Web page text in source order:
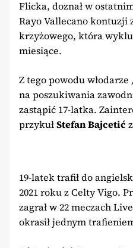
Flicka, doznał w
Rayo Vallecano kontuzji
krzyżowego, która
miesiące.
Z tego powodu
na poszukiwania
zastąpić 17-latka.
przykułStefan Bajcetić
19-latek trafił do
2021 roku z Celty Vigo.
zagrał w 22 meczach
okrasił jednym